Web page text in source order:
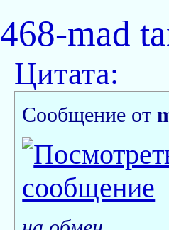
468-mad
Цитата:
Сообщение от